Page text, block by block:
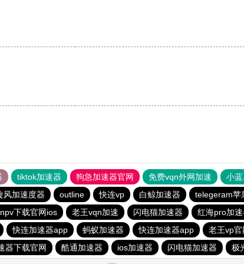
tiktok加速器 狗急加速器官网 免费vqn外网加速
小
风加速度器 outline 快连vp 白鲸加速器
telegeram苹
下载官网ios 老王vqn加速 闪电猫加速器
红海pro加
快连加速器app 蚂蚁加速器 快连加速器app
老王vp官
器下载官网 酷通加速器 ios加速器 闪电猫加速器 极